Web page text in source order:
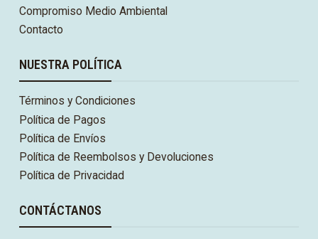
Compromiso Medio Ambiental
Contacto
NUESTRA POLÍTICA
Términos y Condiciones
Política de Pagos
Política de Envíos
Política de Reembolsos y Devoluciones
Política de Privacidad
CONTÁCTANOS